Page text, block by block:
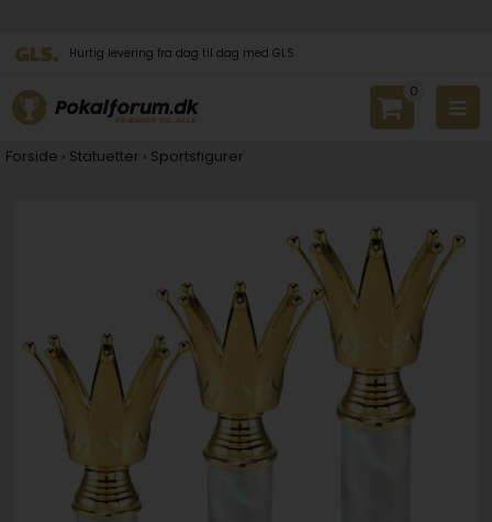
Hurtig levering fra dag til dag med GLS
0
Forside › Statuetter › Sportsfigurer